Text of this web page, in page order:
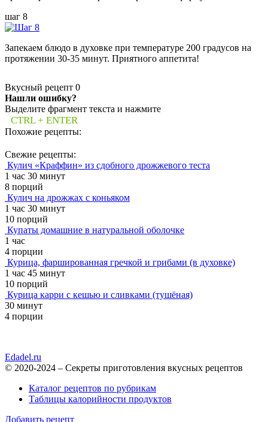
шаг 8
Запекаем блюдо в духовке при температуре 200 градусов на
протяжении 30-35 минут. Приятного аппетита!
Вкусный рецепт 0
Нашли ошибку?
Выделите фрагмент текста и нажмите
CTRL + ENTER
Похожие рецепты:
Свежие рецепты:
Кулич «Краффин» из сдобного дрожжевого теста
1 час 30 минут
8 порций
Кулич на дрожжах с коньяком
1 час 30 минут
10 порций
Купаты домашние в натуральной оболочке
1 час
4 порции
Курица, фаршированная гречкой и грибами (в духовке)
1 час 45 минут
10 порций
Курица карри с кешью и сливками (тушёная)
30 минут
4 порции
Edadel.ru
© 2020-2024 – Секреты приготовления вкусных рецептов
Каталог рецептов по рубрикам
Таблицы калорийности продуктов
Добавить рецепт